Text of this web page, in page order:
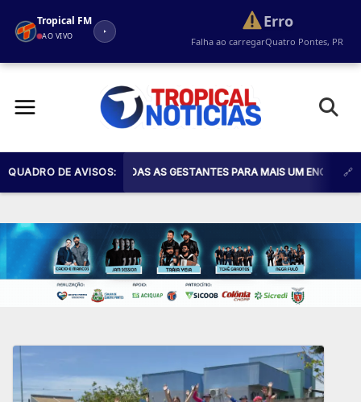
Tropical FM
AO VIVO
Erro
Falha ao carregarQuatro Pontes, PR
QUADRO DE AVISOS:
CONVIDA TODAS AS GESTANTES PARA MAIS UM ENCONTRO DO